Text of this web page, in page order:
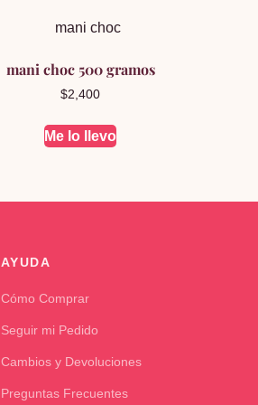
mani choc 500 gramos
$2,400
Me lo llevo
AYUDA
Cómo Comprar
Seguir mi Pedido
Cambios y Devoluciones
Preguntas Frecuentes